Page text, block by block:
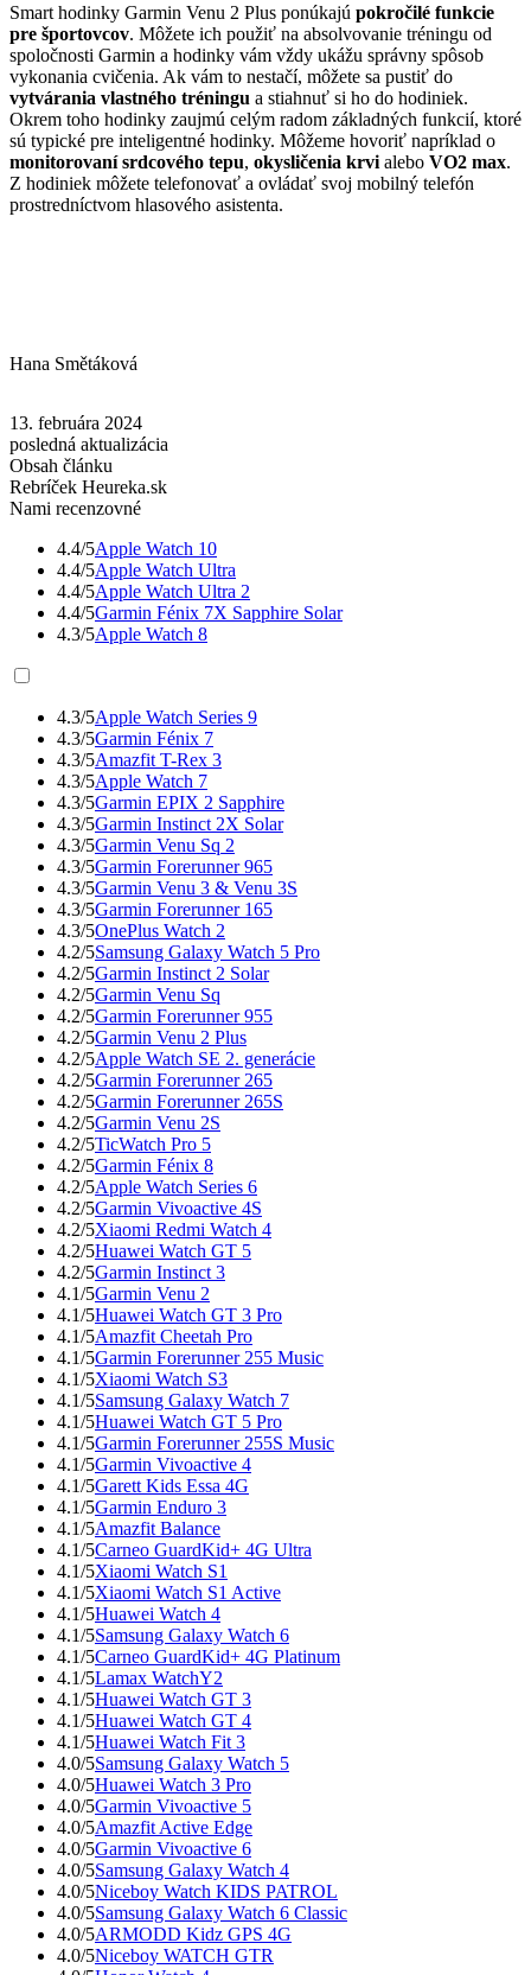
Smart hodinky Garmin Venu 2 Plus ponúkajú pokročilé funkcie
pre športovcov. Môžete ich použiť na absolvovanie tréningu od
spoločnosti Garmin a hodinky vám vždy ukážu správny spôsob
vykonania cvičenia. Ak vám to nestačí, môžete sa pustiť do
vytvárania vlastného tréningu a stiahnuť si ho do hodiniek.
Okrem toho hodinky zaujmú celým radom základných funkcií, ktoré
sú typické pre inteligentné hodinky. Môžeme hovoriť napríklad o
monitorovaní srdcového tepu, okysličenia krvi alebo VO2 max.
Z hodiniek môžete telefonovať a ovládať svoj mobilný telefón
prostredníctvom hlasového asistenta.
Hana Smětáková
13. februára 2024
posledná aktualizácia
Obsah článku
Rebríček Heureka.sk
Nami recenzovné
4.4/5Apple Watch 10
4.4/5Apple Watch Ultra
4.4/5Apple Watch Ultra 2
4.4/5Garmin Fénix 7X Sapphire Solar
4.3/5Apple Watch 8
4.3/5Apple Watch Series 9
4.3/5Garmin Fénix 7
4.3/5Amazfit T-Rex 3
4.3/5Apple Watch 7
4.3/5Garmin EPIX 2 Sapphire
4.3/5Garmin Instinct 2X Solar
4.3/5Garmin Venu Sq 2
4.3/5Garmin Forerunner 965
4.3/5Garmin Venu 3 & Venu 3S
4.3/5Garmin Forerunner 165
4.3/5OnePlus Watch 2
4.2/5Samsung Galaxy Watch 5 Pro
4.2/5Garmin Instinct 2 Solar
4.2/5Garmin Venu Sq
4.2/5Garmin Forerunner 955
4.2/5Garmin Venu 2 Plus
4.2/5Apple Watch SE 2. generácie
4.2/5Garmin Forerunner 265
4.2/5Garmin Forerunner 265S
4.2/5Garmin Venu 2S
4.2/5TicWatch Pro 5
4.2/5Garmin Fénix 8
4.2/5Apple Watch Series 6
4.2/5Garmin Vivoactive 4S
4.2/5Xiaomi Redmi Watch 4
4.2/5Huawei Watch GT 5
4.2/5Garmin Instinct 3
4.1/5Garmin Venu 2
4.1/5Huawei Watch GT 3 Pro
4.1/5Amazfit Cheetah Pro
4.1/5Garmin Forerunner 255 Music
4.1/5Xiaomi Watch S3
4.1/5Samsung Galaxy Watch 7
4.1/5Huawei Watch GT 5 Pro
4.1/5Garmin Forerunner 255S Music
4.1/5Garmin Vivoactive 4
4.1/5Garett Kids Essa 4G
4.1/5Garmin Enduro 3
4.1/5Amazfit Balance
4.1/5Carneo GuardKid+ 4G Ultra
4.1/5Xiaomi Watch S1
4.1/5Xiaomi Watch S1 Active
4.1/5Huawei Watch 4
4.1/5Samsung Galaxy Watch 6
4.1/5Carneo GuardKid+ 4G Platinum
4.1/5Lamax WatchY2
4.1/5Huawei Watch GT 3
4.1/5Huawei Watch GT 4
4.1/5Huawei Watch Fit 3
4.0/5Samsung Galaxy Watch 5
4.0/5Huawei Watch 3 Pro
4.0/5Garmin Vivoactive 5
4.0/5Amazfit Active Edge
4.0/5Garmin Vivoactive 6
4.0/5Samsung Galaxy Watch 4
4.0/5Niceboy Watch KIDS PATROL
4.0/5Samsung Galaxy Watch 6 Classic
4.0/5ARMODD Kidz GPS 4G
4.0/5Niceboy WATCH GTR